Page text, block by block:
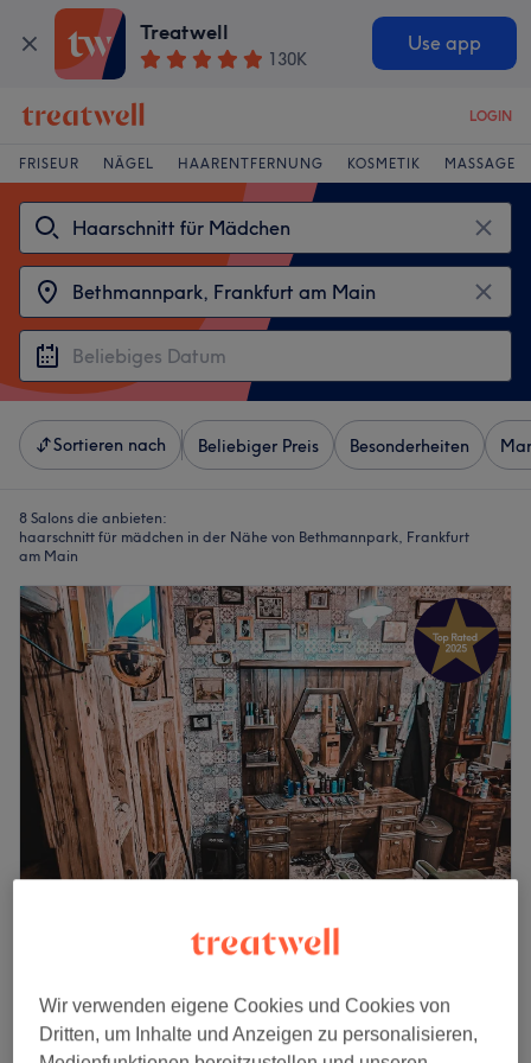
Treatwell
130K
Use app
LOGIN
FRISEUR NÄGEL HAARENTFERNUNG KOSMETIK MASSAGE
Sortieren nach Beliebiger Preis Besonderheiten
8 Salons die anbieten:
haarschnitt für mädchen in der Nähe von Bethmannpark, Frankfurt
am Main
The Dirty Hairy Barbershop
1247 Bewertungen
Auf Karte anzeigen
Kinderhaarschnitt (4J - 14J)
24 €
Wir verwenden eigene Cookies und Cookies von
Dritten, um Inhalte und Anzeigen zu personalisieren,